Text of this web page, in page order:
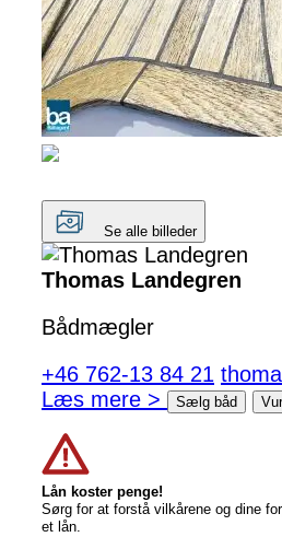
Se alle billeder
Thomas Landegren
Bådmægler
+46 762-13 84 21
Læs mere >
Sælg båd
Lån koster penge!
Sørg for at forstå vilkårene og dine
et lån.